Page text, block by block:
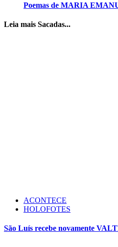
Poemas de MARIA
Leia mais Sacadas...
ACONTECE
HOLOFOTES
São Luís recebe novamente